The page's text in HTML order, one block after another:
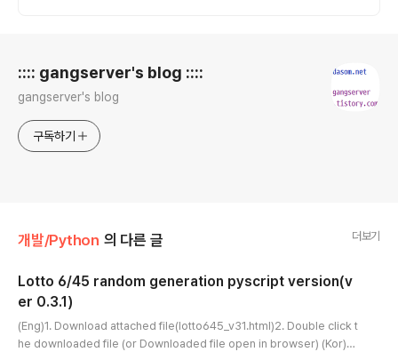
:::: gangserver's blog ::::
gangserver's blog
구독하기
개발/Python 의 다른 글 더보기
Lotto 6/45 random generation pyscript version(v
er 0.3.1)
(Eng)1. Download attached file(lotto645_v31.html)2. Double click t
he downloaded file (or Downloaded file open in browser) (Kor)1.